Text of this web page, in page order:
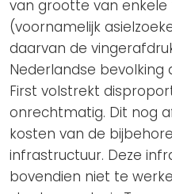
van grootte van
(voornamelijk
daarvan de
Nederlandse
First volstrekt
onrechtmatig. Dit nog
kosten van de
infrastructuur. Deze
bovendien niet te